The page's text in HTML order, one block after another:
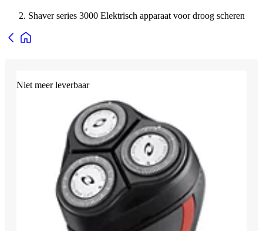
Shaver series 3000 Elektrisch apparaat voor droog scheren
Niet meer leverbaar